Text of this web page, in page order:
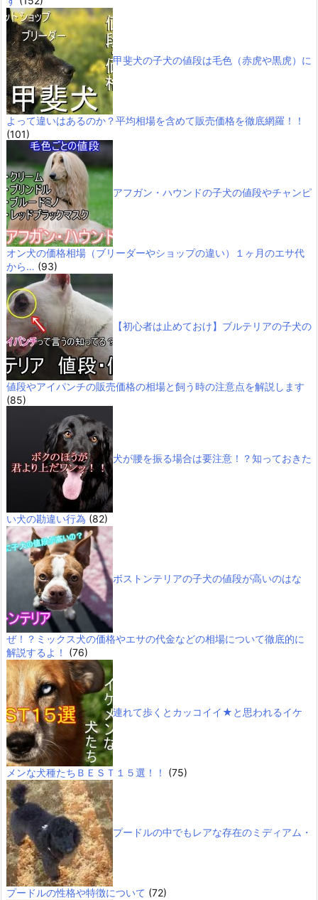
甲斐犬の子犬の値段は毛色（赤虎や黒虎）に
よって違いはあるのか？平均相場を含めて販売価格を徹底網羅！！
(101)
アフガン・ハウンドの子犬の値段やチャンピ
オン犬の価格相場（ブリーダーやショップの違い）１ヶ月のエサ代
から… (93)
【初心者は止めておけ】ブルテリアの子犬の
値段やアイパンチの販売価格の相場と飼う時の注意点を解説します
(85)
犬が腰を振る場合は要注意！？知っておきた
い犬の勘違い行為 (82)
ボストンテリアの子犬の値段が高いのはな
ぜ！？ミックス犬の価格やエサの代金などの相場について徹底的に
解説するよ！
(76)
連れて歩くとカッコイイ★と思われるイケ
メンな犬種たちＢＥＳＴ１５選！！ (75)
プードルの中でもレアな存在のミディアム・
プードルの性格や特徴について (72)